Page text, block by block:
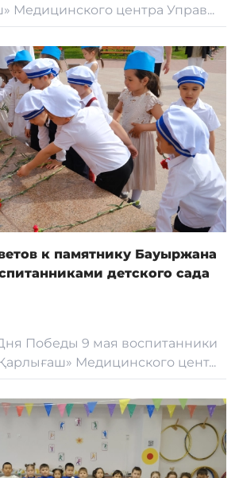
Медицинского центра Управ...
к памятнику Бауыржана
детского сада
Победы 9 мая воспитанники
Медицинского цент...